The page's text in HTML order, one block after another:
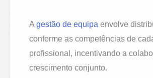
Agestão de equipa envolve
conforme as competências de
profissional, incentivando a
crescimento conjunto.